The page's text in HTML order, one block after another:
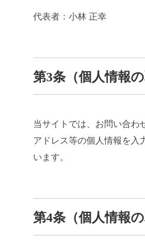
代表者：小林 正幸
第3条（個人情報の
当サイトでは、お問い合わ
アドレス等の個人情報を入
います。
第4条（個人情報の